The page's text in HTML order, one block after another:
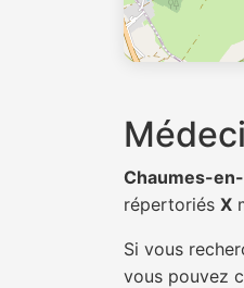
Chaumes-
répertoriés X
Si vous
vous pouvez